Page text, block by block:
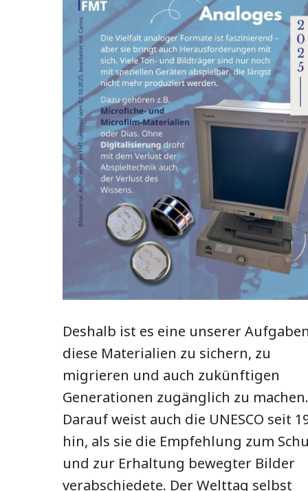
Deshalb ist es eine unserer
diese Materialien zu sichern, zu
migrieren und auch zukünftigen
Generationen zugänglich zu machen.
Darauf weist auch die UNESCO seit
hin, als sie die Empfehlung zum
und zur Erhaltung bewegter Bilder
verabschiedete. Der Welttag selbst